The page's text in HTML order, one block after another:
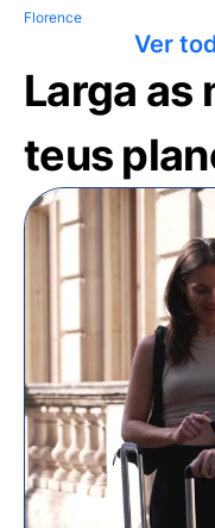
Florence
Ver
Larga as
teus